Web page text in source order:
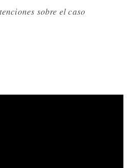
sobre el caso